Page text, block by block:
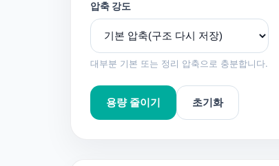
압축 강도
대부분 기본 또는 정리 압축으로 충분합니다.
용량 줄이기 초기화